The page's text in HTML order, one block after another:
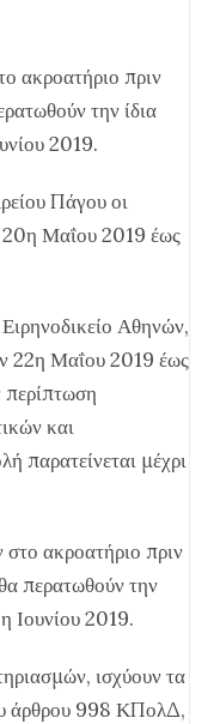
ακροατήριο πριν
την ίδια
2019.
Πάγου οι
20η Μαΐου 2019 έως
Αθηνών,
22η Μαΐου 2019 έως
και
παρατείνεται μέχρι
στο ακροατήριο πριν
περατωθούν την
Ιουνίου 2019.
ισχύουν τα
άρθρου 998 ΚΠολΔ,